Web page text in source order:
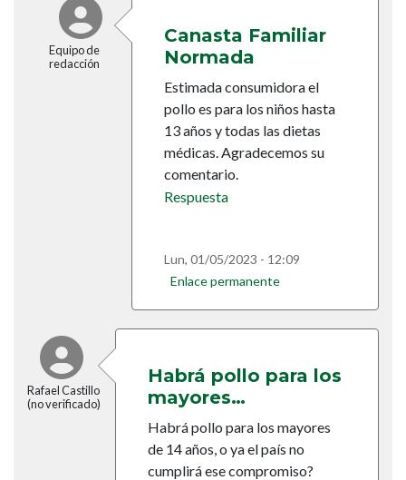
Equipo de
redacción
Canasta Familiar
Normada
Estimada consumidora el
pollo es para los niños hasta
13 años y todas las dietas
médicas. Agradecemos su
comentario.
Respuesta
Lun, 01/05/2023 - 12:09
Enlace permanente
Rafael Castillo
(no verificado)
Habrá pollo para los
mayores…
Habrá pollo para los mayores
de 14 años, o ya el país no
cumplirá ese compromiso?